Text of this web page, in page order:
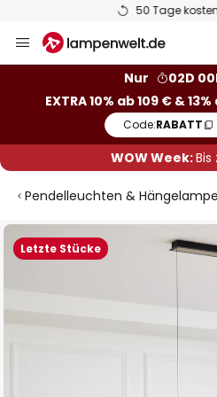
50 Tage
Inhalt
Nur
02D
EXTRA 10% ab 109 € &
Code:RABATT
WOW Week:Bis
Pendelleuchten &
Letzte Stücke
Zum
Ende